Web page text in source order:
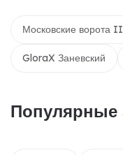
Московские ворота II
GloraX Заневский
Популярные